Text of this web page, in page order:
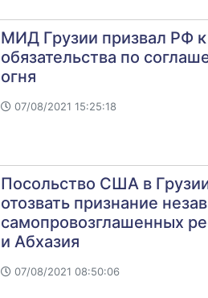
МИД Грузии призвал РФ
обязательства по
огня
07/08/2021 15:25:18
Посольство США в
отозвать признание
самопровозглашенных
и Абхазия
07/08/2021 08:50:06